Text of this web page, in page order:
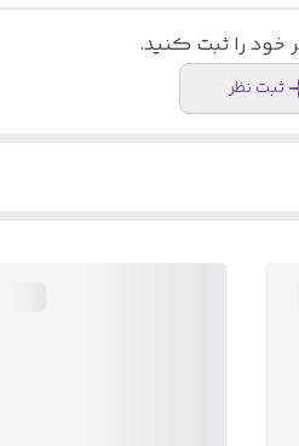
خود را ثبت کنید.
ثبت نظر